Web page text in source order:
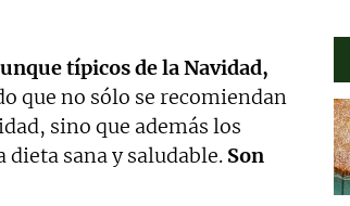
típicos de la Navidad,
que no sólo se recomiendan
sino que además los
sana y saludable. Son